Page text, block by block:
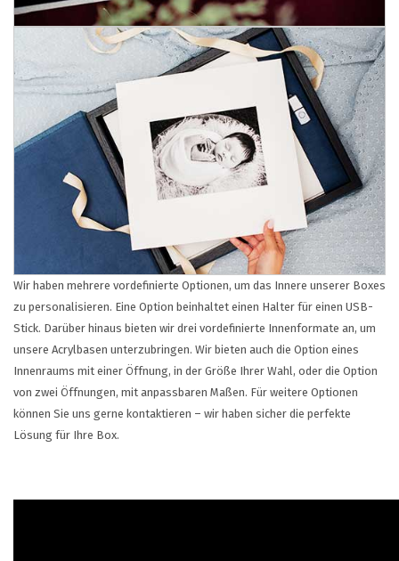
Wir haben mehrere vordefinierte Optionen, um das Innere unserer Boxes
zu personalisieren. Eine Option beinhaltet einen Halter für einen USB-
Stick. Darüber hinaus bieten wir drei vordefinierte Innenformate an, um
unsere Acrylbasen unterzubringen. Wir bieten auch die Option eines
Innenraums mit einer Öffnung, in der Größe Ihrer Wahl, oder die Option
von zwei Öffnungen, mit anpassbaren Maßen. Für weitere Optionen
können Sie uns gerne kontaktieren – wir haben sicher die perfekte
Lösung für Ihre Box.